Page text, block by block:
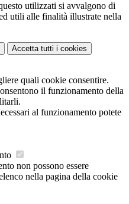
utilizzati si avvalgono di
utili alle finalità illustrate nella
Accetta tutti i cookies
quali cookie consentire.
il funzionamento della
al funzionamento potete
non possono essere
nella pagina della cookie